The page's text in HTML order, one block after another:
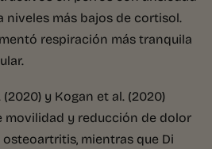
niveles más bajos de cortisol.
respiración más tranquila
y Kogan et al. (2020)
movilidad y reducción de dolor
mientras que Di